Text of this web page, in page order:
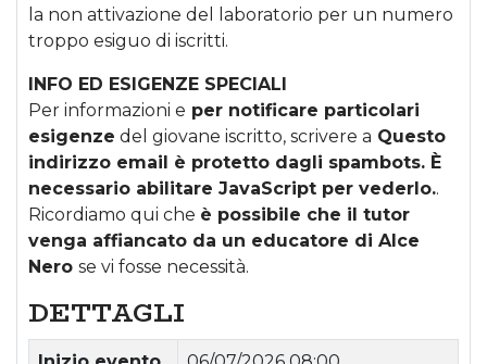
la non attivazione del laboratorio per un numero
troppo esiguo di iscritti.
INFO ED ESIGENZE SPECIALI
Per informazioni e per notificare particolari
esigenze del giovane iscritto, scrivere a Questo
indirizzo email è protetto dagli spambots. È
necessario abilitare JavaScript per vederlo..
Ricordiamo qui che è possibile che il tutor
venga affiancato da un educatore di Alce
Nero se vi fosse necessità.
DETTAGLI